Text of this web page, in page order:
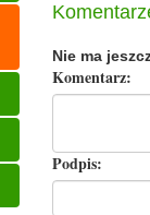
Nie ma
Komentarz:
Podpis: